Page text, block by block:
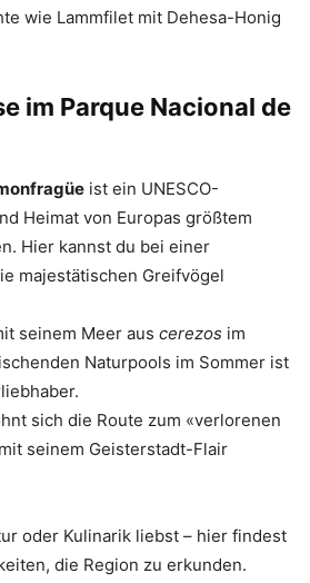
wie Lammfilet mit Dehesa-Honig
im Parque Nacional de
ist ein UNESCO-
Heimat von Europas größtem
Hier kannst du bei einer
majestätischen Greifvögel
seinem Meer aus cerezos im
Naturpools im Sommer ist
sich die Route zum «verlorenen
seinem Geisterstadt-Flair
oder Kulinarik liebst – hier findest
die Region zu erkunden.